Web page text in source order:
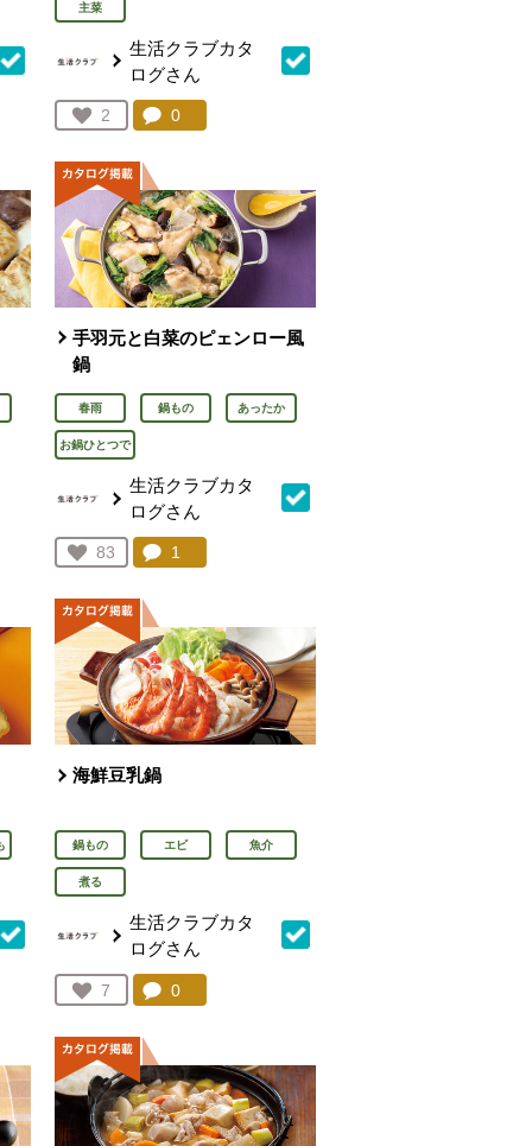
主菜
生活クラブカタ
ログさん
お気に入り登録：
2
人が登録
コメント：
0件。コメントを見る。
手羽元と白菜のピェンロー風
鍋
春雨 鍋もの あったか
お鍋ひとつで
生活クラブカタ
ログさん
お気に入り登録：
83
人が登録
コメント：
1件。コメントを見る。
海鮮豆乳鍋
鍋もの エビ 魚介
煮る
生活クラブカタ
ログさん
お気に入り登録：
7
人が登録
コメント：
0件。コメントを見る。